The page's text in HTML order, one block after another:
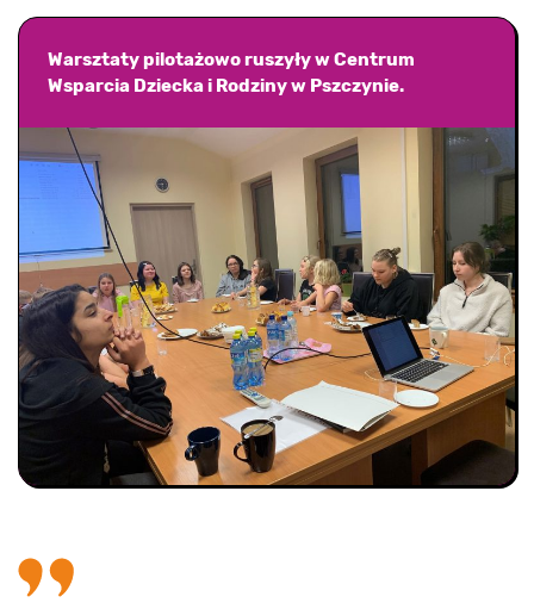
Warsztaty pilotażowo ruszyły w Centrum
Wsparcia Dziecka i Rodziny w Pszczynie.